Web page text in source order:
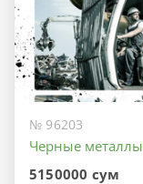
№ 96203
Черные металлы
5150000 сум